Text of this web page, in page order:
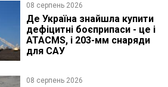
08 серпень 2026
Де Україна знайшла купити
дефіцитні боєприпаси - це і
ATACMS, і 203-мм снаряди
для САУ
08 серпень 2026